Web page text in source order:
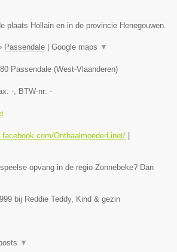
plaats Hollain en in de provincie Henegouwen.
Passendale | Google maps ▼
Passendale (West-Vlaanderen)
- , BTW-nr: -
OnthaalmoederLinet/ |
opvang in de regio Zonnebeke? Dan
bij Reddie Teddy, Kind & gezin
▼